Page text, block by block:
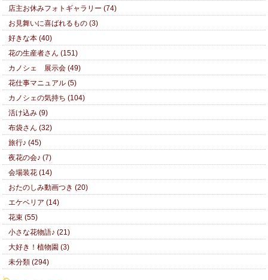
店主お休みフォトギャラリー (74)
お見舞いに喜ばれるもの (3)
好きな本 (40)
花の生産者さん (151)
カノシェ 展示会 (49)
花仕事マニュアル (5)
カノシェの気持ち (104)
活け込み (9)
布袋さん (32)
旅行♪ (45)
夜花の会♪ (7)
会場装花 (14)
おたのしみ動画つき (20)
エケベリア (14)
花束 (55)
小さな花物語♪ (21)
大好き！植物園 (3)
未分類 (294)